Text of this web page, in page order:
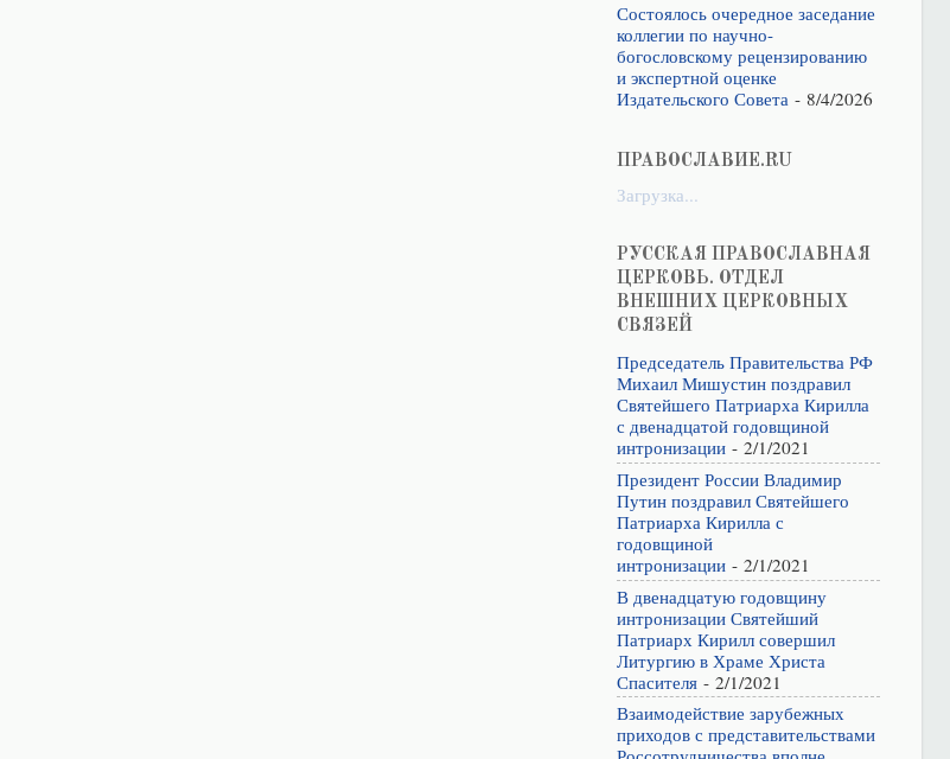
Состоялось очередное заседание
коллегии по научно-
богословскому рецензированию
и экспертной оценке
Издательского Совета- 8/4/2026
ПРАВОСЛАВИЕ.RU
Загрузка...
РУССКАЯ ПРАВОСЛАВНАЯ
ЦЕРКОВЬ. ОТДЕЛ
ВНЕШНИХ ЦЕРКОВНЫХ
СВЯЗЕЙ
Председатель Правительства РФ
Михаил Мишустин поздравил
Святейшего Патриарха Кирилла
с двенадцатой годовщиной
интронизации- 2/1/2021
Президент России Владимир
Путин поздравил Святейшего
Патриарха Кирилла с
годовщиной
интронизации- 2/1/2021
В двенадцатую годовщину
интронизации Святейший
Патриарх Кирилл совершил
Литургию в Храме Христа
Спасителя- 2/1/2021
Взаимодействие зарубежных
приходов с представительствами